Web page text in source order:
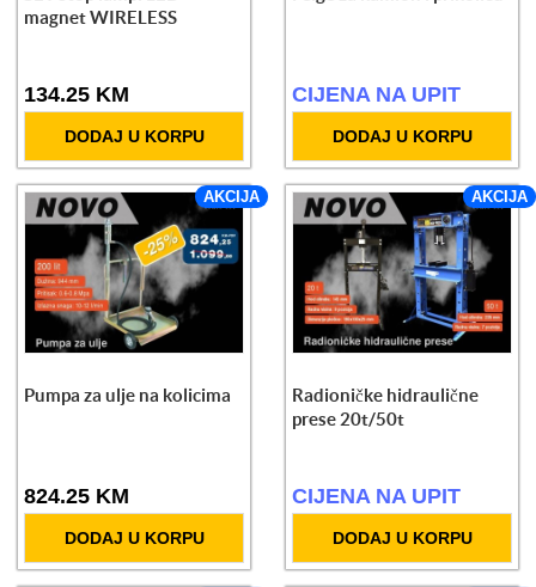
magnet WIRELESS
134.25 KM
DODAJ U KORPU
CIJENA NA UPIT
DODAJ U KORPU
AKCIJA
Pumpa za ulje na kolicima
824.25 KM
DODAJ U KORPU
AKCIJA
Radioničke hidraulične
prese 20t/50t
CIJENA NA UPIT
DODAJ U KORPU